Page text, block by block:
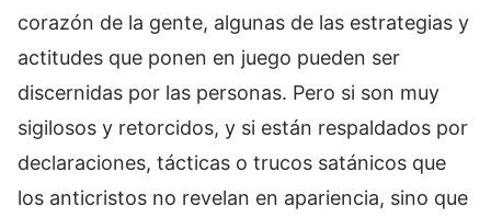
corazón de la gente, algunas de las estrategias y
actitudes que ponen en juego pueden ser
discernidas por las personas. Pero si son muy
sigilosos y retorcidos, y si están respaldados por
declaraciones, tácticas o trucos satánicos que
los anticristos no revelan en apariencia, sino que